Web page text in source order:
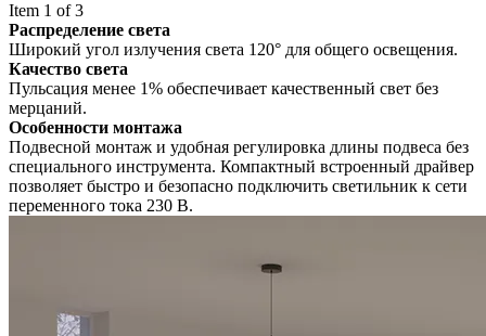
Item 1 of 3
Распределение света
Широкий угол излучения света 120° для общего освещения.
Качество света
Пульсация менее 1% обеспечивает качественный свет без
мерцаний.
Особенности монтажа
Подвесной монтаж и удобная регулировка длины подвеса без
специального инструмента. Компактный встроенный драйвер
позволяет быстро и безопасно подключить светильник к сети
переменного тока 230 В.